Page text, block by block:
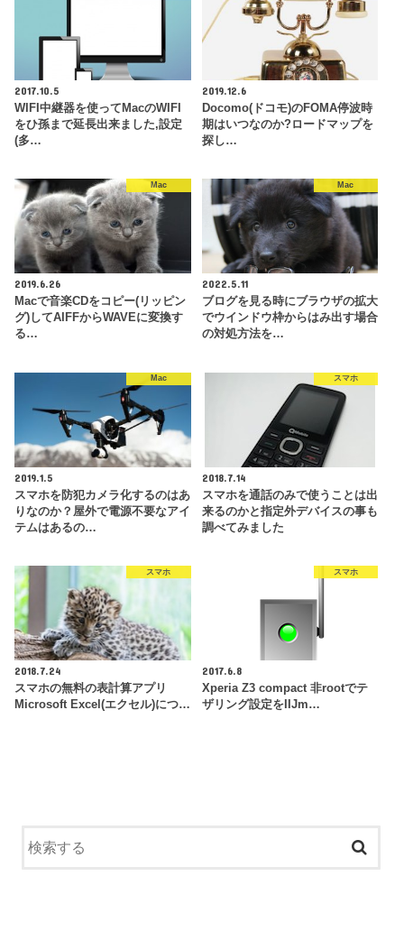
2017.10.5
WIFI中継器を使ってMacのWIFI
をひ孫まで延長出来ました,設定
(多…
2019.12.6
Docomo(ドコモ)のFOMA停波時
期はいつなのか?ロードマップを
探し…
Mac
2019.6.26
Macで音楽CDをコピー(リッピン
グ)してAIFFからWAVEに変換す
る…
Mac
2022.5.11
ブログを見る時にブラウザの拡大
でウインドウ枠からはみ出す場合
の対処方法を…
Mac
2019.1.5
スマホを防犯カメラ化するのはあ
りなのか？屋外で電源不要なアイ
テムはあるの…
スマホ
2018.7.14
スマホを通話のみで使うことは出
来るのかと指定外デバイスの事も
調べてみました
スマホ
2018.7.24
スマホの無料の表計算アプリ
Microsoft Excel(エクセル)につ…
スマホ
2017.6.8
Xperia Z3 compact 非rootでテ
ザリング設定をIIJm…